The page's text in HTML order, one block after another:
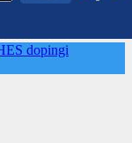
dopingi